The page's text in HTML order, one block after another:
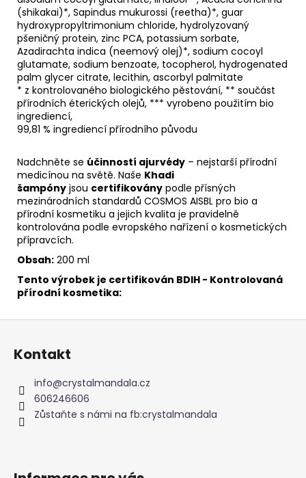
(shikakai)*, Sapindus mukurossi (reetha)*, guar
hydroxypropyltrimonium chloride, hydrolyzovaný
pšeničný protein, zinc PCA, potassium sorbate,
Azadirachta indica (neemový olej)*, sodium cocoyl
glutamate, sodium benzoate, tocopherol, hydrogenated
palm glycer citrate, lecithin, ascorbyl palmitate
* z kontrolovaného biologického pěstování, ** součást
přírodních éterických olejů, *** vyrobeno použitím bio
ingrediencí,
99,81 % ingrediencí přírodního původu
Nadchněte se účinností ajurvédy – nejstarší přírodní
medicínou na světě. Naše Khadi
šampóny jsou certifikovány podle přísných
mezinárodních standardů COSMOS AISBL pro bio a
přírodní kosmetiku a jejich kvalita je pravidelně
kontrolována podle evropského nařízení o kosmetických
přípravcích.
Obsah: 200 ml
Tento výrobek je certifikován BDIH - Kontrolovaná
přírodní kosmetika:
Kontakt
info@crystalmandala.cz
606246606
Zůstaňte s námi na fb:crystalmandala